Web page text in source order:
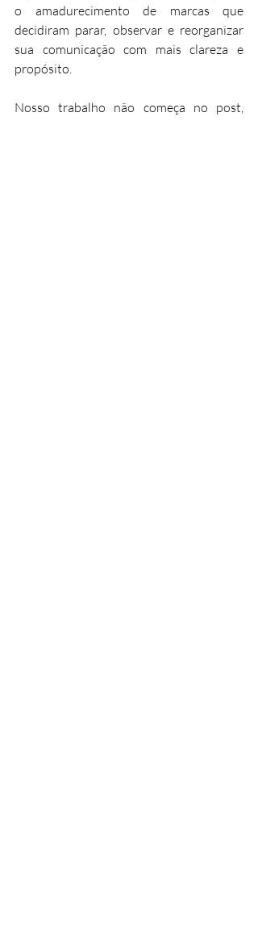
o amadurecimento de marcas que
decidiram parar, observar e reorganizar
sua comunicação com mais clareza e
propósito.
Nosso trabalho não começa no post,